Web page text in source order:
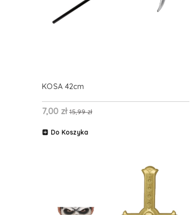
KOSA 42cm
7,00 zł 15,99 zł
Do Koszyka